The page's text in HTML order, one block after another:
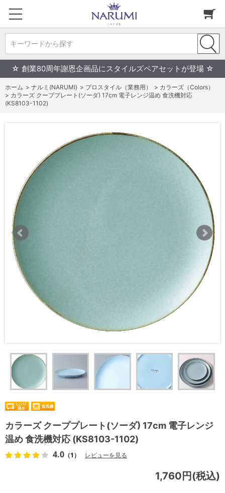
キーワードから探す
☆ 創業80周年謝恩企画品にスタイルズペアセットが登場 ☆
ホーム > ナルミ(NARUMI) > プロスタイル（業務用） > カラーズ（Colors）
> カラーズ クーププレート(ソーダ) 17cm 電子レンジ温め 食洗機対応
(KS8103-1102)
カラーズ クーププレート(ソーダ) 17cm 電子レンジ
温め 食洗機対応 (KS8103-1102)
4.0 （1） レビューを見る
1,760円(税込)